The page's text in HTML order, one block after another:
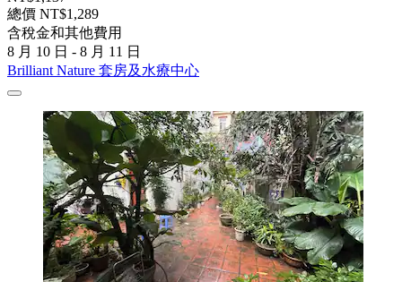
總價 NT$1,289
含稅金和其他費用
8 月 10 日 - 8 月 11 日
Brilliant Nature 套房及水療中心